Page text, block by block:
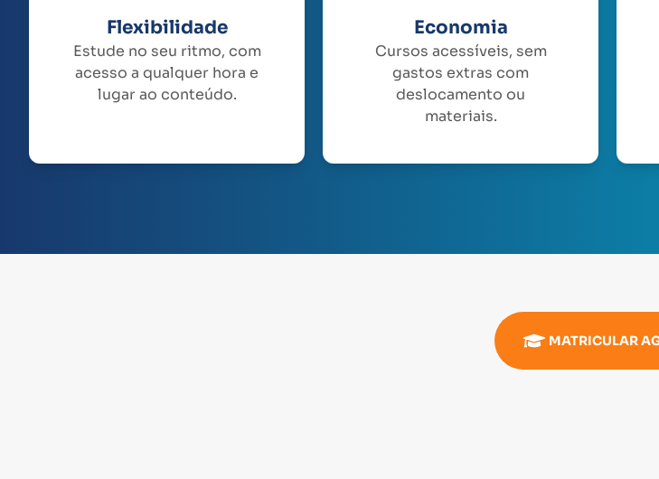
Flexibilidade
Estude no seu ritmo, com
acesso a qualquer hora e
lugar ao conteúdo.
Economia
Cursos acessíveis, sem
gastos extras com
deslocamento ou
materiais.
MATRICULAR